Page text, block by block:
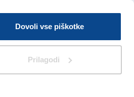
Dovoli vse piškotke
Prilagodi
V Kioskih
Iskanje